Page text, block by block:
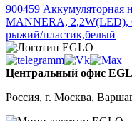
900459 Аккумуляторная
MANNERA, 2,2W(LED),
рыжий/пластик,белый
Центральный офис
Россия, г. Москва,